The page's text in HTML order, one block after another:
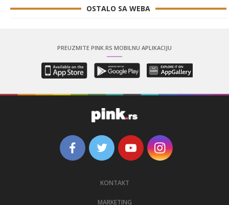
OSTALO SA WEBA
PREUZMITE PINK.RS MOBILNU APLIKACIJU
KONTAKT
MARKETING